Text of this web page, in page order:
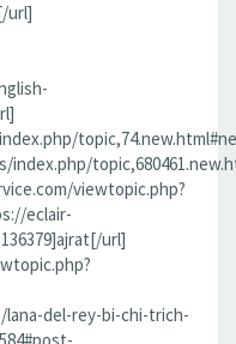
url]
viewtopic.php?
eclair-
url]
del-rey-bi-chi-trich-